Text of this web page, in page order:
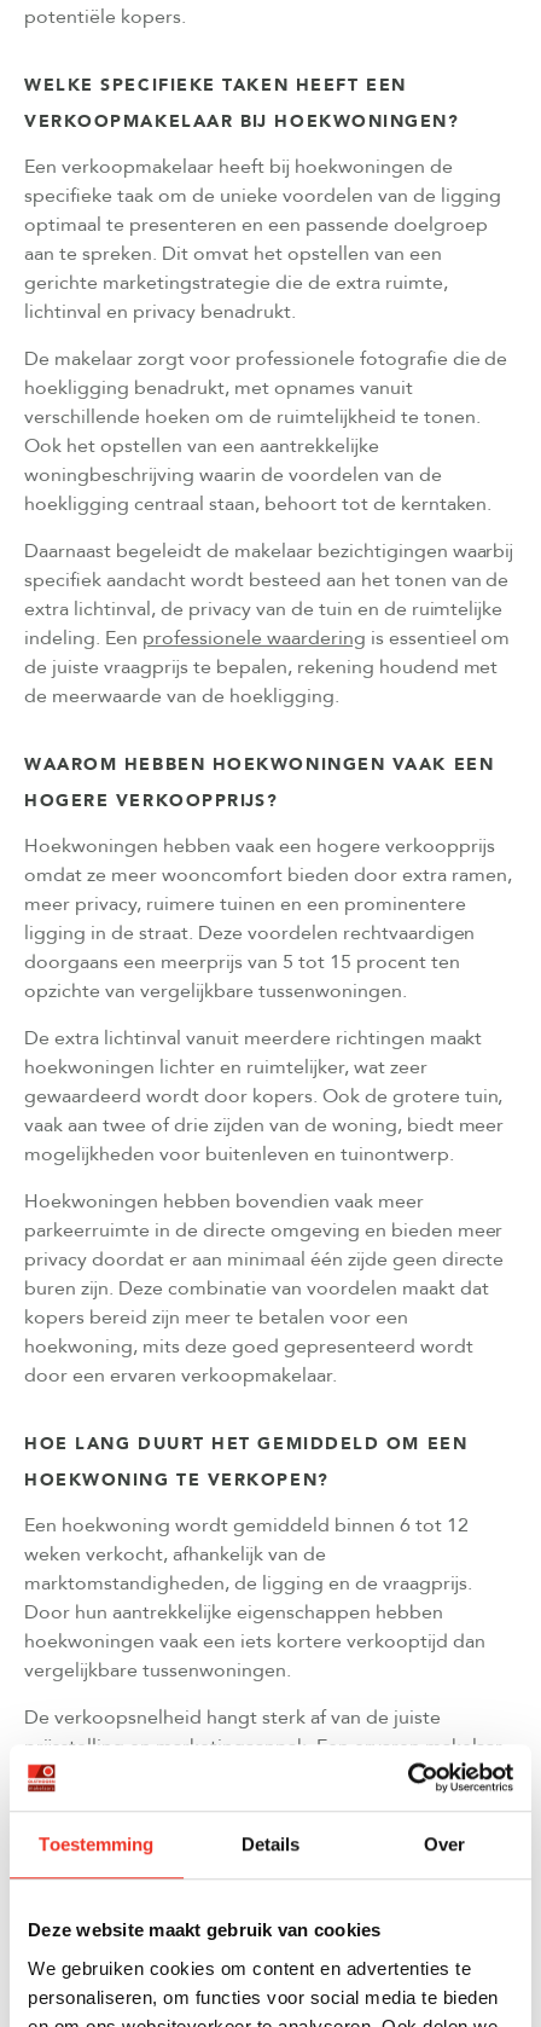
Toestemming Details Over
Deze website maakt gebruik van cookies
We gebruiken cookies om content en advertenties te
personaliseren, om functies voor social media te bieden
potentiële kopers.
WELKE SPECIFIEKE TAKEN HEEFT EEN
VERKOOPMAKELAAR BIJ HOEKWONINGEN?
Een verkoopmakelaar heeft bij hoekwoningen de
specifieke taak om de unieke voordelen van de ligging
optimaal te presenteren en een passende doelgroep
aan te spreken. Dit omvat het opstellen van een
gerichte marketingstrategie die de extra ruimte,
lichtinval en privacy benadrukt.
De makelaar zorgt voor professionele fotografie die de
hoekligging benadrukt, met opnames vanuit
verschillende hoeken om de ruimtelijkheid te tonen.
Ook het opstellen van een aantrekkelijke
woningbeschrijving waarin de voordelen van de
hoekligging centraal staan, behoort tot de kerntaken.
Daarnaast begeleidt de makelaar bezichtigingen waarbij
specifiek aandacht wordt besteed aan het tonen van de
extra lichtinval, de privacy van de tuin en de ruimtelijke
indeling. Een professionele waardering is essentieel om
de juiste vraagprijs te bepalen, rekening houdend met
de meerwaarde van de hoekligging.
WAAROM HEBBEN HOEKWONINGEN VAAK EEN
HOGERE VERKOOPPRIJS?
Hoekwoningen hebben vaak een hogere verkoopprijs
omdat ze meer wooncomfort bieden door extra ramen,
meer privacy, ruimere tuinen en een prominentere
ligging in de straat. Deze voordelen rechtvaardigen
doorgaans een meerprijs van 5 tot 15 procent ten
opzichte van vergelijkbare tussenwoningen.
De extra lichtinval vanuit meerdere richtingen maakt
hoekwoningen lichter en ruimtelijker, wat zeer
gewaardeerd wordt door kopers. Ook de grotere tuin,
vaak aan twee of drie zijden van de woning, biedt meer
mogelijkheden voor buitenleven en tuinontwerp.
Hoekwoningen hebben bovendien vaak meer
parkeerruimte in de directe omgeving en bieden meer
privacy doordat er aan minimaal één zijde geen directe
buren zijn. Deze combinatie van voordelen maakt dat
kopers bereid zijn meer te betalen voor een
hoekwoning, mits deze goed gepresenteerd wordt
door een ervaren verkoopmakelaar.
HOE LANG DUURT HET GEMIDDELD OM EEN
HOEKWONING TE VERKOPEN?
Een hoekwoning wordt gemiddeld binnen 6 tot 12
weken verkocht, afhankelijk van de
marktomstandigheden, de ligging en de vraagprijs.
Door hun aantrekkelijke eigenschappen hebben
hoekwoningen vaak een iets kortere verkooptijd dan
vergelijkbare tussenwoningen.
De verkoopsnelheid hangt sterk af van de juiste
prijsstelling en marketingaanpak. Een ervaren makelaar
kan door gerichte marketing en het benadrukken van
de unieke voordelen de verkooptijd verkorten. Ook de
staat van onderhoud speelt een belangrijke rol, omdat
hoekwoningen meer zichtbaar zijn en daardoor meer
In een gunstige markt kunnen goed gepresenteerde
hoekwoningen zelfs binnen enkele weken verkocht
worden, vooral als ze in gewilde wijken staan. Een